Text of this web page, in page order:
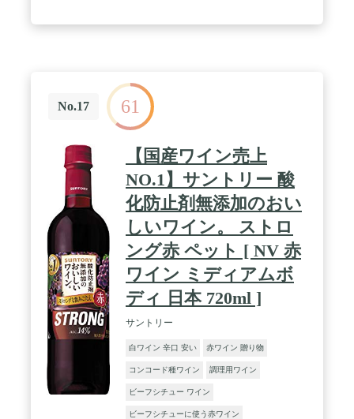
No.17 61
【国産ワイン売上
NO.1】サントリー 酸
化防止剤無添加のおい
しいワイン。 ストロ
ング赤 ペット [ NV 赤
ワイン ミディアムボ
ディ 日本 720ml ]
サントリー
白ワイン 辛口 安い 赤ワイン 贈り物
コンコード種ワイン 調理用ワイン
ビーフシチュー ワイン
ビーフシチューに使う赤ワイン